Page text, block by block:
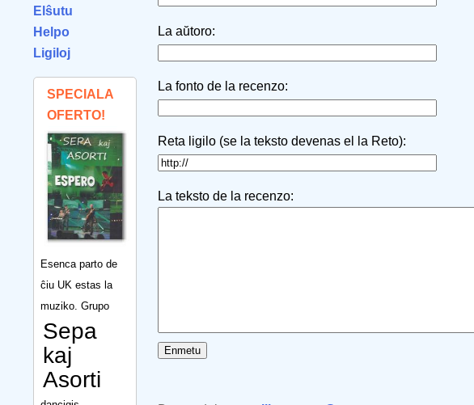
Elŝutu
Helpo
Ligiloj
SPECIALA
OFERTO!
Esenca parto de
ĉiu UK estas la
muziko. Grupo
Sepa
kaj
Asorti
La aŭtoro:
La fonto de la recenzo:
Reta ligilo (se la teksto devenas el la Reto):
La teksto de la recenzo: